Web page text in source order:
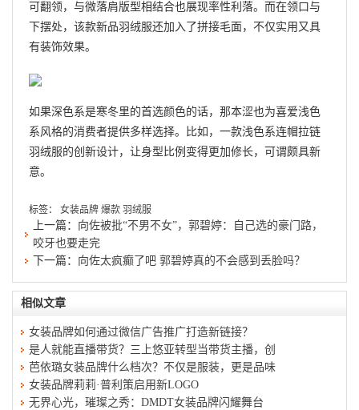
可翻领，与微落肩版型相结合也展现率性利落。而在领口与
下摆处，该款新品羽绒服还加入了拼接毛面，不仅实用又具
有装饰效果。
如果深色系是寒冬里的首选颜色的话，那本涩也为喜爱浅色
系风格的消费者提供多样选择。比如，一款浅色系连帽拉链
羽绒服的创新设计，让身型比例变得更加修长，可谓颇具新
意。
标签： 女装品牌 爆款 羽绒服
上一篇： 向佐被批“不男不女”，郭碧婷：自己选的豪门路，
咬牙也要走完
下一篇： 向佐太疯癫了吧 郭碧婷真的不会感到丢脸吗？
相似文章
女装品牌如何通过微信广告推广打造新链接？
是人就能直播带货？三上悠亚转型当带货主播，创
芭依璐女装品牌什么档次？不仅是服装，更是品味
女装品牌莉莉·普利策启用新LOGO
无界心光，璀璨之秀：DMDT女装品牌闪耀舞台